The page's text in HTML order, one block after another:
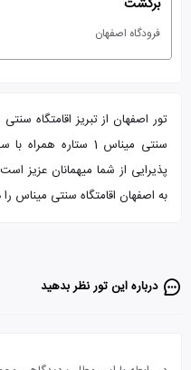
برگشت
فرودگاه اصفهان
تور اصفهان از تبریز اقامتگاه
سنتی میناس 1 ستاره
پذیرایی از شما میهمانان عزیز
به اصفهان اقامتگاه سنتی میناس را
درباره این تور‌ نظر بدهید